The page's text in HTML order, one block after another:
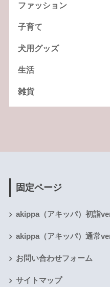
ファッション
子育て
犬用グッズ
生活
雑貨
固定ページ
akippa（アキッパ）初詣
akippa（アキッパ）通常
お問い合わせフォーム
サイトマップ